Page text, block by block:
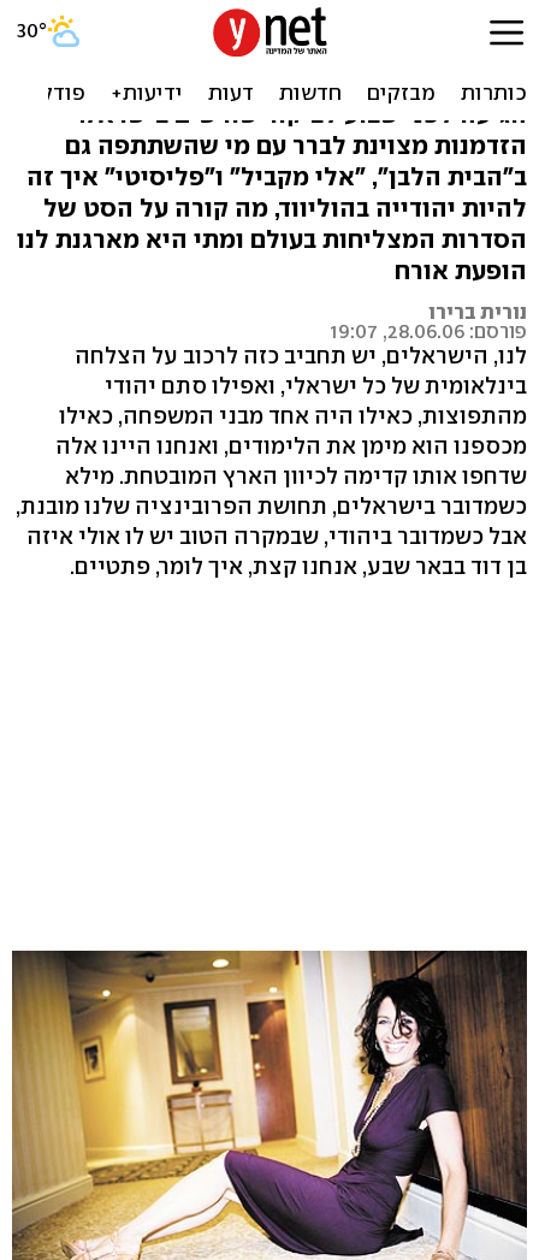
הדודה הקולית מאמריקה
ליסה אדלסטיין, הבוסית של יו לורי ב"האוס",
הגיעה לפני שבוע לביקור שורשים בישראל.
הזדמנות מצוינת לברר עם מי שהשתתפה גם
ב"הבית הלבן", "אלי מקביל" ו"פליסיטי" איך זה
להיות יהודייה בהוליווד, מה קורה על הסט של
הסדרות המצליחות בעולם ומתי היא מארגנת לנו
הופעת אורח
נורית ברירו
פורסם: 28.06.06, 19:07
לנו, הישראלים, יש תחביב כזה לרכוב על הצלחה
בינלאומית של כל ישראלי, ואפילו סתם יהודי
מהתפוצות, כאילו היה אחד מבני המשפחה, כאילו
מכספנו הוא מימן את הלימודים, ואנחנו היינו אלה
שדחפו אותו קדימה לכיוון הארץ המובטחת. מילא
כשמדובר בישראלים, תחושת הפרובינציה שלנו מובנת,
אבל כשמדובר ביהודי, שבמקרה הטוב יש לו אולי איזה
בן דוד בבאר שבע, אנחנו קצת, איך לומר, פתטיים.